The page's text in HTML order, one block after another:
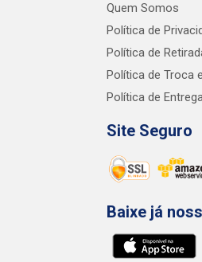
Quem Somos
Política de
Política de
Política de Troca
Política de
Site Seguro
Baixe já